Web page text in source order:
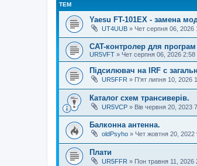
ТЕМ
Yaesu FT-101EX - замена
UT4UUB » Чет серпня 06, 2026
CAT-контролер для
UR5VFT » Чет серпня 06, 2026 2:58
Підсилювач на IRF с
UR5FFR » П'ят липня 10, 2026
Каталог схем трансиверів.
UR5VCP » Вів червня 20, 2023
Балконна антенна.
oldPsyho » Чет жовтня 20, 2022
Плати
UR5FFR » Пон травня 11, 2026